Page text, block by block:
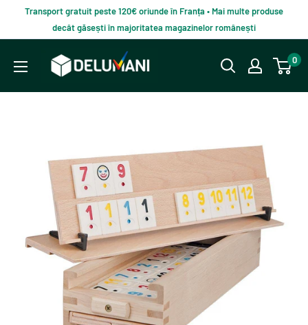
continut
Transport gratuit peste 120€ oriunde în Franța • Mai multe produse
decât găsești în majoritatea magazinelor românești
Delumani
Magazin
0